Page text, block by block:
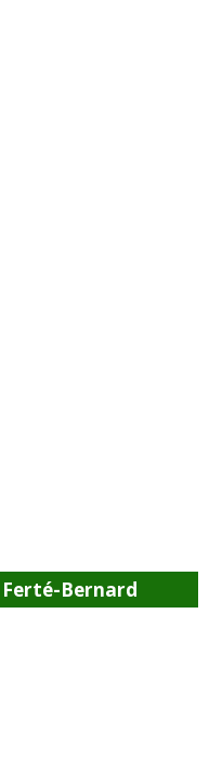
Ferté-Bernard